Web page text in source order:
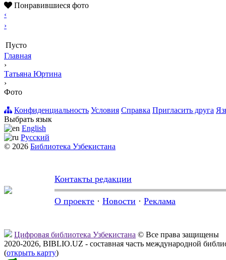
Понравившиеся фото
‹
›
Пусто
Главная
›
Татьяна Юртина
›
Фото
Конфиденциальность Условия Справка Пригласить друга
Выбрать язык
English
Русский
© 2026 Библиотека Узбекистана
Контакты редакции
О проекте · Новости · Реклама
Цифровая библиотека Узбекистана © Все права защищены
2020-2026, BIBLIO.UZ - составная часть международной
(открыть карту)